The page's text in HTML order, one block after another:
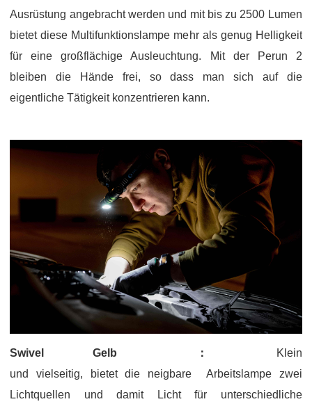
Ausrüstung angebracht werden und mit bis zu 2500 Lumen
bietet diese Multifunktionslampe mehr als genug Helligkeit
für eine großflächige Ausleuchtung. Mit der Perun 2
bleiben die Hände frei, so dass man sich auf die
eigentliche Tätigkeit konzentrieren kann.
Swivel Gelb ：
Klein
und vielseitig, bietet die neigbare Arbeitslampe zwei
Lichtquellen und damit Licht für unterschiedliche